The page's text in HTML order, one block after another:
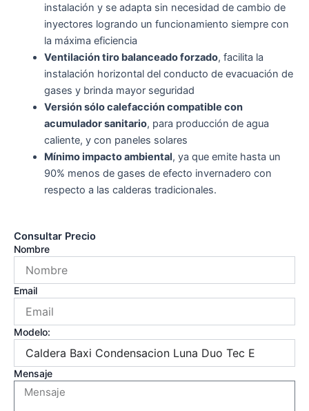
instalación y se adapta sin necesidad de cambio de
inyectores logrando un funcionamiento siempre con
la máxima eficiencia
Ventilación tiro balanceado forzado, facilita la
instalación horizontal del conducto de evacuación de
gases y brinda mayor seguridad
Versión sólo calefacción compatible con
acumulador sanitario, para producción de agua
caliente, y con paneles solares
Mínimo impacto ambiental, ya que emite hasta un
90% menos de gases de efecto invernadero con
respecto a las calderas tradicionales.
Consultar Precio
Nombre
Email
Modelo:
Mensaje